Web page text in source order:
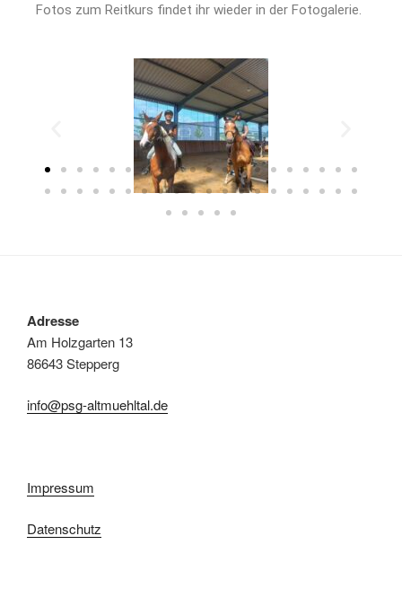
Fotos zum Reitkurs findet ihr wieder in der Fotogalerie.
Adresse
Am Holzgarten 13
86643 Stepperg
info@psg-altmuehltal.de
Impressum
Datenschutz